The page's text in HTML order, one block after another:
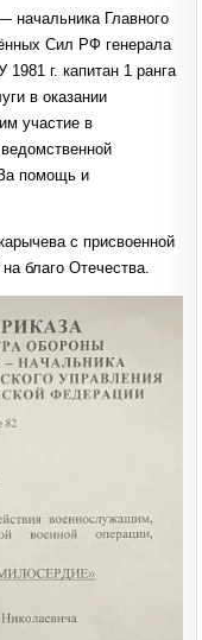
ЗАСЛУГИ
начальника Главного
Сил РФ генерала
г. капитан 1 ранга
в оказании
участие в
помощь и
с присвоенной
благо Отечества.